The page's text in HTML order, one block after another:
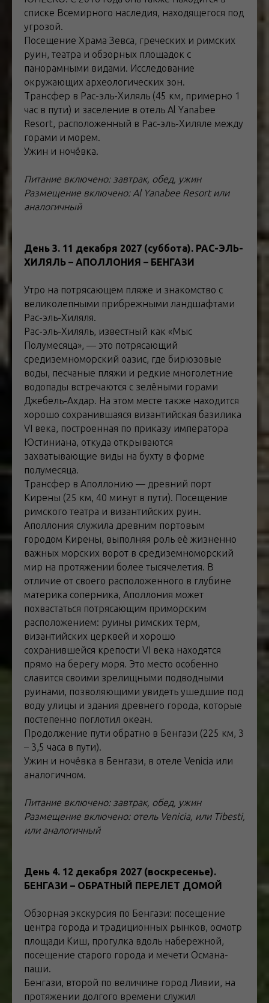
списке Всемирного наследия, находящегося под
угрозой.
Посещение Храма Зевса, греческих и римских
руин, театра и обзорных площадок с
панорамными видами. Исследование
окружающих археологических зон.
Трансфер в Рас-эль-Хиляль (45 км, примерно 1
час в пути) и заселение в отель Al Yanabee
Resort, расположенный в Рас-эль-Хиляле между
горами и морем.
Ужин и ночёвка.
Питание включено: завтрак, обед, ужин
Размещение включено: Al Yanabee Resort или
аналогичный
День 3. 11 декабря 2027 (суббота). РАС-ЭЛЬ-
ХИЛЯЛЬ – АПОЛЛОНИЯ – БЕНГАЗИ
Утро на потрясающем пляже и знакомство с
великолепными прибрежными ландшафтами
Рас-эль-Хиляля.
Рас-эль-Хиляль, известный как «Мыс
Полумесяца», — это потрясающий
средиземноморский оазис, где бирюзовые
воды, песчаные пляжи и редкие многолетние
водопады встречаются с зелёными горами
Джебель-Ахдар. На этом месте также находится
хорошо сохранившаяся византийская базилика
VI века, построенная по приказу императора
Юстиниана, откуда открываются
захватывающие виды на бухту в форме
полумесяца.
Трансфер в Аполлонию — древний порт
Кирены (25 км, 40 минут в пути). Посещение
римского театра и византийских руин.
Аполлония служила древним портовым
городом Кирены, выполняя роль её жизненно
важных морских ворот в средиземноморский
мир на протяжении более тысячелетия. В
отличие от своего расположенного в глубине
материка соперника, Аполлония может
похвастаться потрясающим приморским
расположением: руины римских терм,
византийских церквей и хорошо
сохранившейся крепости VI века находятся
прямо на берегу моря. Это место особенно
славится своими зрелищными подводными
руинами, позволяющими увидеть ушедшие под
воду улицы и здания древнего города, которые
постепенно поглотил океан.
Продолжение пути обратно в Бенгази (225 км, 3
– 3,5 часа в пути).
Ужин и ночёвка в Бенгази, в отеле Venicia или
аналогичном.
Питание включено: завтрак, обед, ужин
Размещение включено: отель Venicia, или Tibesti,
или аналогичный
День 4. 12 декабря 2027 (воскресенье).
БЕНГАЗИ – ОБРАТНЫЙ ПЕРЕЛЕТ ДОМОЙ
Обзорная экскурсия по Бенгази: посещение
центра города и традиционных рынков, осмотр
площади Киш, прогулка вдоль набережной,
посещение старого города и мечети Османа-
паши.
Бенгази, второй по величине город Ливии, на
протяжении долгого времени служил